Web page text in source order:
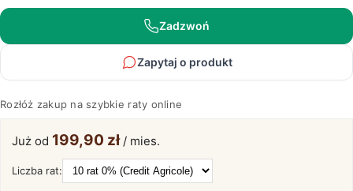
Naturalnym
–
Zadzwoń
Zapytaj o produkt
Rozłóż zakup na szybkie raty online
Już od 199,90 zł/ mies.
Liczba rat: